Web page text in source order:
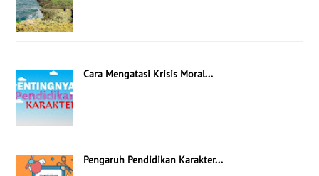
Cara Mengatasi Krisis Moral...
Pengaruh Pendidikan Karakter...